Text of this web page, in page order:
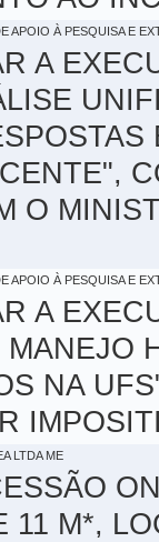
APOIO À PESQUISA E
A
O
APOIO À PESQUISA E
A
NA
LTDA ME
11 M*,